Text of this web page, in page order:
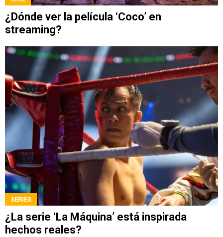
¿Dónde ver la película ‘Coco’ en
streaming?
SERIES
¿La serie ‘La Máquina’ está inspirada
hechos reales?